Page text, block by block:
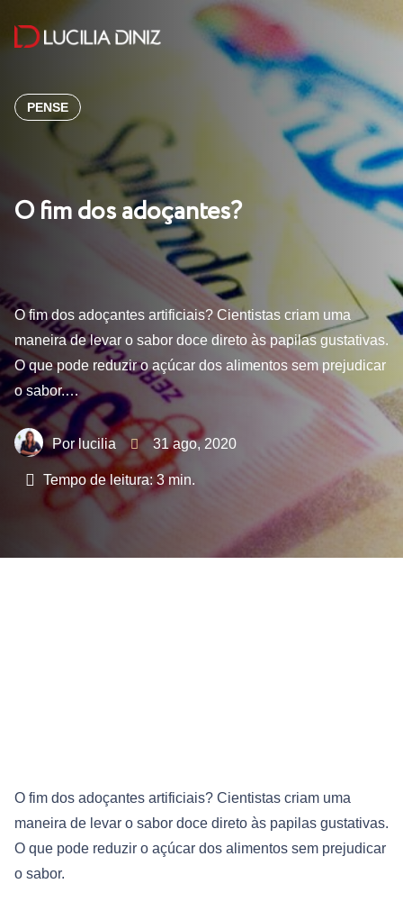
PENSE
O fim dos adoçantes?
O fim dos adoçantes artificiais? Cientistas criam uma
maneira de levar o sabor doce direto às papilas gustativas.
O que pode reduzir o açúcar dos alimentos sem prejudicar
o sabor.…
lucilia 31 ago, 2020
Tempo de leitura: 3 min.
O fim dos adoçantes artificiais? Cientistas criam uma
maneira de levar o sabor doce direto às papilas gustativas.
O que pode reduzir o açúcar dos alimentos sem prejudicar
o sabor.